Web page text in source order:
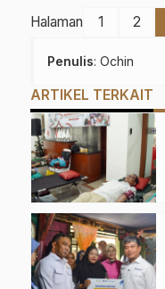
Halaman 1 2
Penulis: Ochin
ARTIKEL TERKAIT